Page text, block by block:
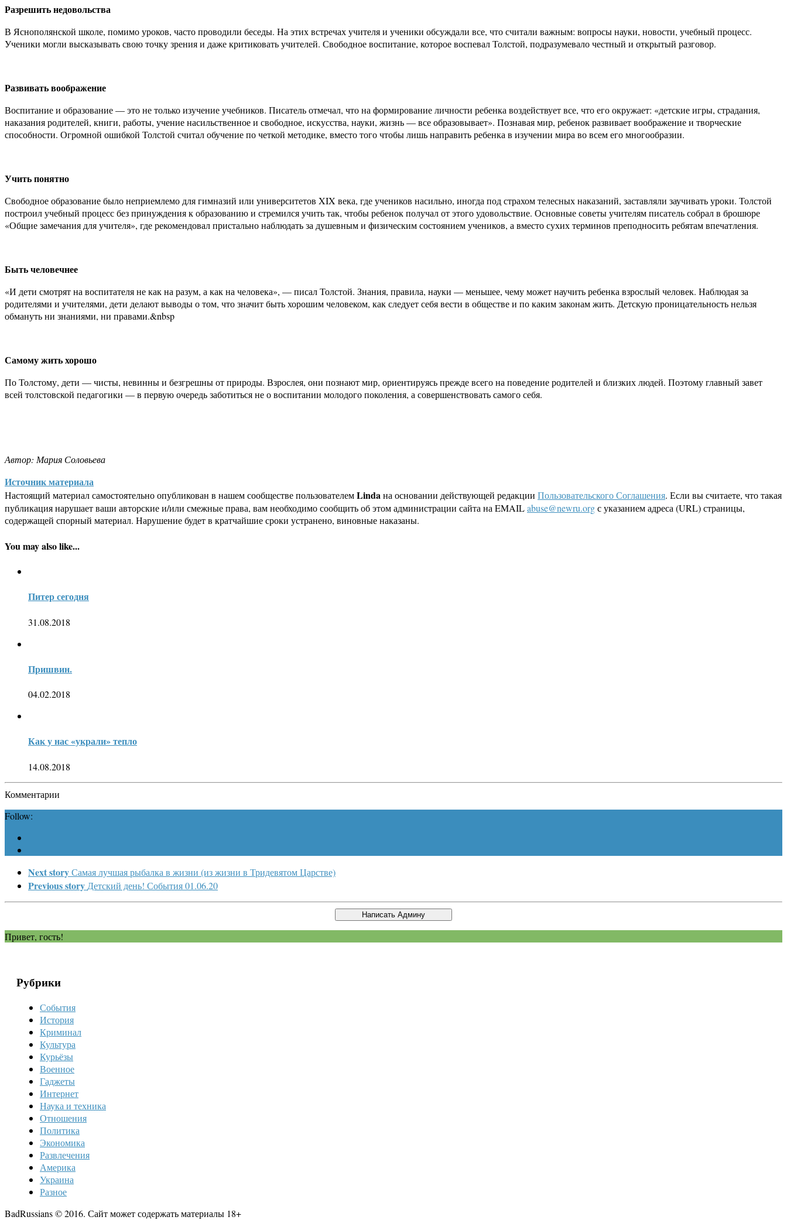
Разрешить недовольства
В Яснополянской школе, помимо уроков, часто проводили беседы. На этих встречах учителя и ученики обсуждали все, что считали важным: вопросы науки, новости, учебный процесс.
Ученики могли высказывать свою точку зрения и даже критиковать учителей. Свободное воспитание, которое воспевал Толстой, подразумевало честный и открытый разговор.
Развивать воображение
Воспитание и образование — это не только изучение учебников. Писатель отмечал, что на формирование личности ребенка воздействует все, что его окружает: «детские игры, страдания,
наказания родителей, книги, работы, учение насильственное и свободное, искусства, науки, жизнь — все образовывает». Познавая мир, ребенок развивает воображение и творческие
способности. Огромной ошибкой Толстой считал обучение по четкой методике, вместо того чтобы лишь направить ребенка в изучении мира во всем его многообразии.
Учить понятно
Свободное образование было неприемлемо для гимназий или университетов XIX века, где учеников насильно, иногда под страхом телесных наказаний, заставляли заучивать уроки. Толстой
построил учебный процесс без принуждения к образованию и стремился учить так, чтобы ребенок получал от этого удовольствие. Основные советы учителям писатель собрал в брошюре
«Общие замечания для учителя», где рекомендовал пристально наблюдать за душевным и физическим состоянием учеников, а вместо сухих терминов преподносить ребятам впечатления.
Быть человечнее
«И дети смотрят на воспитателя не как на разум, а как на человека», — писал Толстой. Знания, правила, науки — меньшее, чему может научить ребенка взрослый человек. Наблюдая за
родителями и учителями, дети делают выводы о том, что значит быть хорошим человеком, как следует себя вести в обществе и по каким законам жить. Детскую проницательность нельзя
обмануть ни знаниями, ни правами.&nbsp
Самому жить хорошо
По Толстому, дети — чисты, невинны и безгрешны от природы. Взрослея, они познают мир, ориентируясь прежде всего на поведение родителей и близких людей. Поэтому главный завет
всей толстовской педагогики — в первую очередь заботиться не о воспитании молодого поколения, а совершенствовать самого себя.
Автор: Мария Соловьева
Источник материала
Настоящий материал самостоятельно опубликован в нашем сообществе пользователемLindaна основании действующей редакции Пользовательского Соглашения. Если вы считаете, что такая
публикация нарушает ваши авторские и/или смежные права, вам необходимо сообщить об этом администрации сайта на EMAILabuse@newru.orgс указанием адреса (URL) страницы,
содержащей спорный материал. Нарушение будет в кратчайшие сроки устранено, виновные наказаны.
You may also like...
Питер сегодня
31.08.2018
Пришвин.
04.02.2018
Как у нас «украли» тепло
14.08.2018
Комментарии
Follow:
Next storyСамая лучшая рыбалка в жизни (из жизни в Тридевятом Царстве)
Previous story Детский день! События 01.06.20
Привет, гость!
Рубрики
События
История
Криминал
Культура
Курьёзы
Военное
Гаджеты
Интернет
Наука и техника
Отношения
Политика
Экономика
Развлечения
Америка
Украина
Разное
BadRussians © 2016. Сайт может содержать материалы 18+